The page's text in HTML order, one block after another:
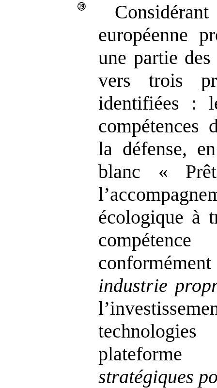
européenne
une partie
vers trois
identifiées :
compétences
la défense,
blanc «
écologique à
industrie
stratégiques